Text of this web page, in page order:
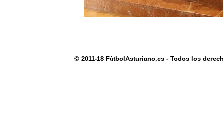
© 2011-18 FútbolAsturiano.es - Todos los